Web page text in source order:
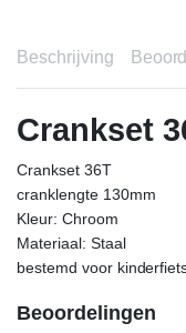
Beschrijving
Crankset
Crankset 36T
cranklengte 130mm
Kleur: Chroom
Materiaal: Staal
bestemd voor
Beoordelingen